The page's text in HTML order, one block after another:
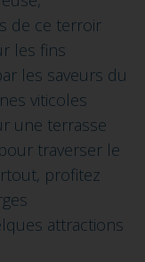
de ce terroir
les fins
les saveurs du
viticoles
une terrasse
traverser le
profitez
attractions